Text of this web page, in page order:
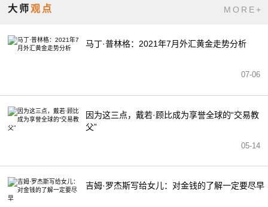
想办法让碳排放=碳吸收，就叫碳中和
提供全面的外汇交易技术分析。
大师观点 MORE+
马丁·普林格：2021年7月外汇黄金走势分析
07-06
因为这三点，戴若·顾比成为享誉全球的“交易教
父”
05-14
吉姆·罗杰斯写给女儿：对金钱的了解一定要尽早